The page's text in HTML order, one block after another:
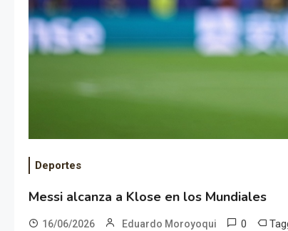
Deportes
Messi alcanza a Klose en los Mundiales
16/06/2026 Eduardo Moroyoqui 0